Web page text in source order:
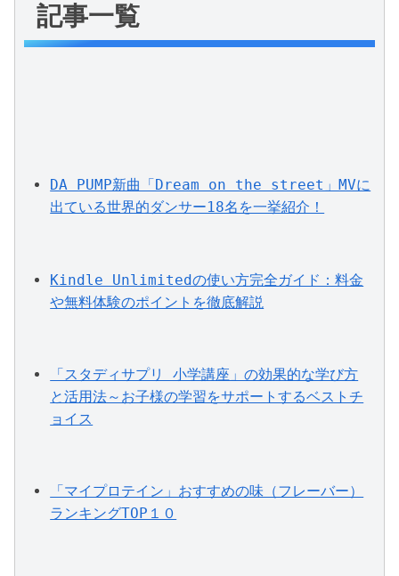
記事一覧
DA PUMP新曲「Dream on the street」MVに
出ている世界的ダンサー18名を一挙紹介！
Kindle Unlimitedの使い方完全ガイド：料金
や無料体験のポイントを徹底解説
「スタディサプリ 小学講座」の効果的な学び方
と活用法～お子様の学習をサポートするベストチ
ョイス
「マイプロテイン」おすすめの味（フレーバー）
ランキングTOP１０